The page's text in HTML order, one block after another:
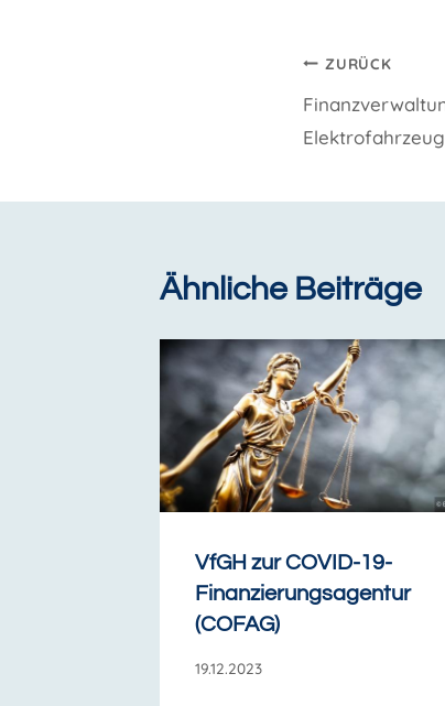
ZURÜCK
Ähnliche Beiträge
VfGH zur COVID-19-
Finanzierungsagentur
(COFAG)
19.12.2023